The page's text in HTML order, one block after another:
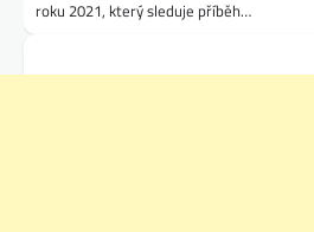
roku 2021, který sleduje příběh…